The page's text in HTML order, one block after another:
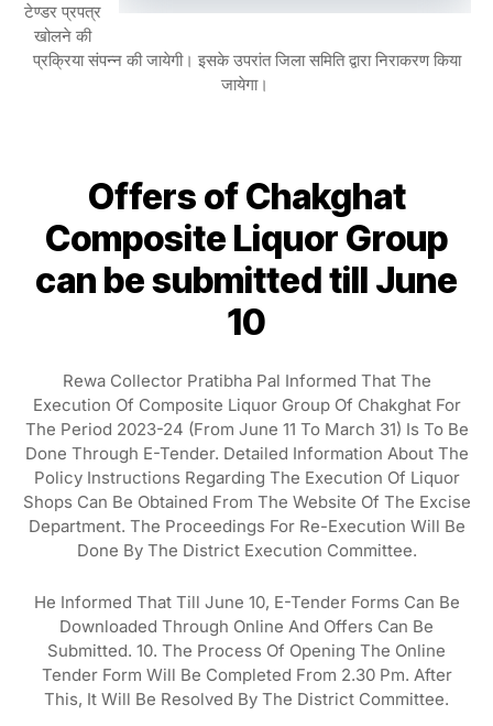
टेण्डर प्रपत्र
खोलने की
प्रक्रिया संपन्न की जायेगी। इसके उपरांत जिला समिति द्वारा निराकरण किया
जायेगा।
Offers of Chakghat
Composite Liquor Group
can be submitted till June
10
Rewa Collector Pratibha Pal Informed That The
Execution Of Composite Liquor Group Of Chakghat For
The Period 2023-24 (from June 11 To March 31) Is To Be
Done Through E-Tender. Detailed Information About The
Policy Instructions Regarding The Execution Of Liquor
Shops Can Be Obtained From The Website Of The Excise
Department. The Proceedings For Re-Execution Will Be
Done By The District Execution Committee.
He Informed That Till June 10, E-Tender Forms Can Be
Downloaded Through Online And Offers Can Be
Submitted. 10. The Process Of Opening The Online
Tender Form Will Be Completed From 2.30 Pm. After
This, It Will Be Resolved By The District Committee.